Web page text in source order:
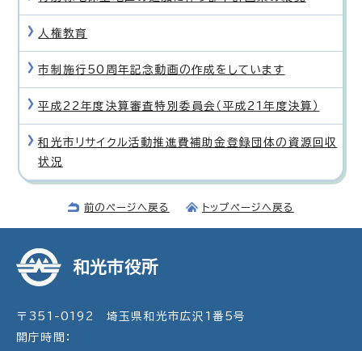
人権教育
市制施行50周年記念動画の作成をしています
平成22年度決算審査特別委員会（平成21年度決算）
和光市リサイクル活動推進費補助金登録団体の資源回収
状況
前のページへ戻る トップページへ戻る
和光市役所
〒351-0192 埼玉県和光市広沢1番5号
開庁時間：